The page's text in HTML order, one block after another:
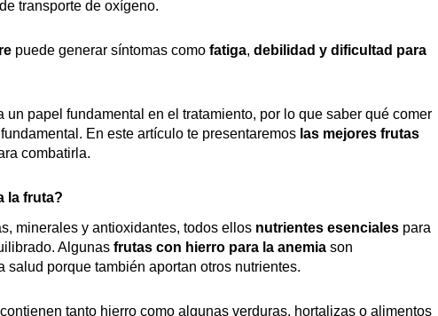
transporte de oxígeno.
puede generar síntomas comofatiga,debilidad y dificultad para
papel fundamental en el tratamiento, por lo que saber qué comer
En este artículo te presentaremos las mejores frutas
combatirla.
la fruta?
minerales y antioxidantes, todos ellos nutrientes esenciales para
Algunasfrutas con hierro para la anemia son
porque también aportan otros nutrientes.
tanto hierro como algunas verduras, hortalizas o alimentos